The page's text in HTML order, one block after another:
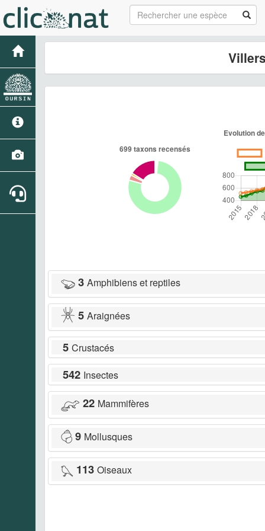
3 Amphibiens et reptiles
5 Araignées
5 Crustacés
542 Insectes
22 Mammifères
9 Mollusques
113 Oiseaux